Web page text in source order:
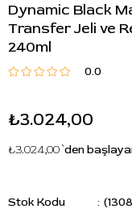
Dynamic Black
Transfer Jeli ve
240ml
0.0
₺3.024,00
₺3.024,00`den
Stok Kodu